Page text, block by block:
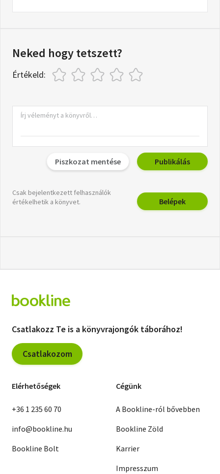
Neked hogy tetszett?
Értékeld:
Piszkozat mentése Publikálás
Csak bejelentkezett felhasználók
értékelhetik a könyvet.
Belépek
Csatlakozz Te is a könyvrajongók táborához!
Csatlakozom
Elérhetőségek
+36 1 235 60 70
info@bookline.hu
Bookline Bolt
Cégünk
A Bookline-ról bővebben
Bookline Zöld
Karrier
Impresszum